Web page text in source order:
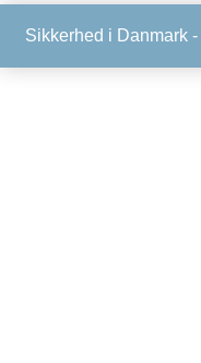
Sikkerhed i Danmark -